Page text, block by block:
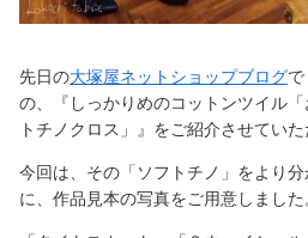
先日の大塚屋ネットショップブログ
の、『しっかりめのコットンツイル
トチノクロス」』をご紹介させていた
今回は、その「ソフトチノ」をより
に、作品見本の写真をご用意しました